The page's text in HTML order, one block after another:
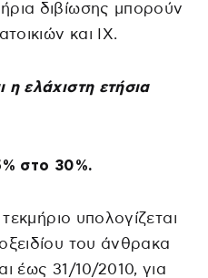
διβίωσης μπορούν
και ΙΧ.
η ελάχιστη ετήσια
στο 30%.
υπολογίζεται
του άνθρακα
έως 31/10/2010, για